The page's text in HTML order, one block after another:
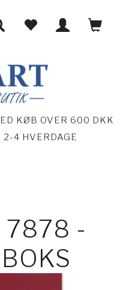
KØB OVER 600 DKK
2-4 HVERDAGE
7878 -